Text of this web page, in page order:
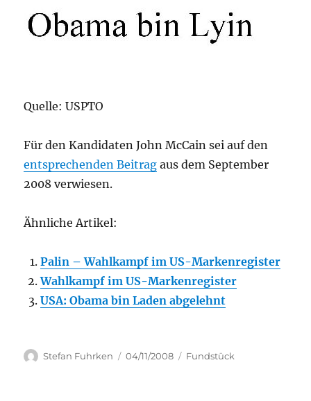
Quelle: USPTO
Für den Kandidaten John McCain sei auf den
entsprechenden Beitrag aus dem September
2008 verwiesen.
Ähnliche Artikel:
Palin – Wahlkampf im US-Markenregister
Wahlkampf im US-Markenregister
USA: Obama bin Laden abgelehnt
Author
Stefan Fuhrken
Posted
04/11/2008 Categories
Fundstück